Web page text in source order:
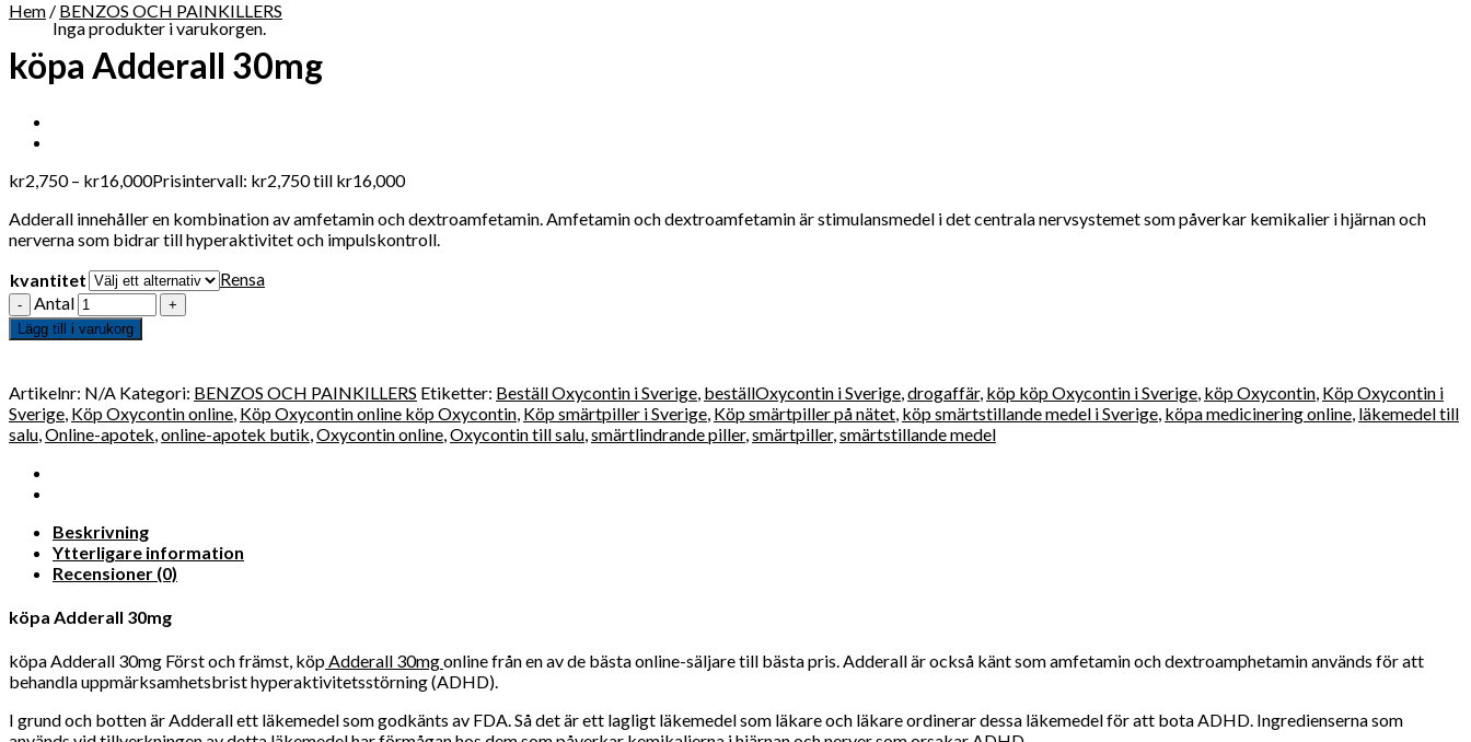
Inga produkter i varukorgen.
Hem / BENZOS OCH PAINKILLERS
köpa Adderall 30mg
kr2,750 – kr16,000Prisintervall: kr2,750 till kr16,000
Adderall innehåller en kombination av amfetamin och dextroamfetamin. Amfetamin och dextroamfetamin är stimulansmedel i det centrala nervsystemet som påverkar kemikalier i hjärnan och
nerverna som bidrar till hyperaktivitet och impulskontroll.
kvantitet
Rensa
Antal
Lägg till i varukorg
Artikelnr: N/A Kategori: BENZOS OCH PAINKILLERS Etiketter: Beställ Oxycontin i Sverige, beställOxycontin i Sverige,drogaffär, köp köp Oxycontin i Sverige, köp Oxycontin, Köp Oxycontin i
Sverige, Köp Oxycontin online, Köp Oxycontin online köp Oxycontin, Köp smärtpiller i Sverige, Köp smärtpiller på nätet, köp smärtstillande medel i Sverige, köpa medicinering online, läkemedel till
salu,Online-apotek,online-apotek butik,Oxycontin online,Oxycontin till salu,smärtlindrande piller,smärtpiller,smärtstillande medel
Beskrivning
Ytterligare information
Recensioner (0)
köpa Adderall 30mg
köpa Adderall 30mg Först och främst, köpAdderall 30mgonline från en av de bästa online-säljare till bästa pris. Adderall är också känt som amfetamin och dextroamphetamin används för att
behandla uppmärksamhetsbrist hyperaktivitetsstörning (ADHD).
I grund och botten är Adderall ett läkemedel som godkänts av FDA. Så det är ett lagligt läkemedel som läkare och läkare ordinerar dessa läkemedel för att bota ADHD. Ingredienserna som